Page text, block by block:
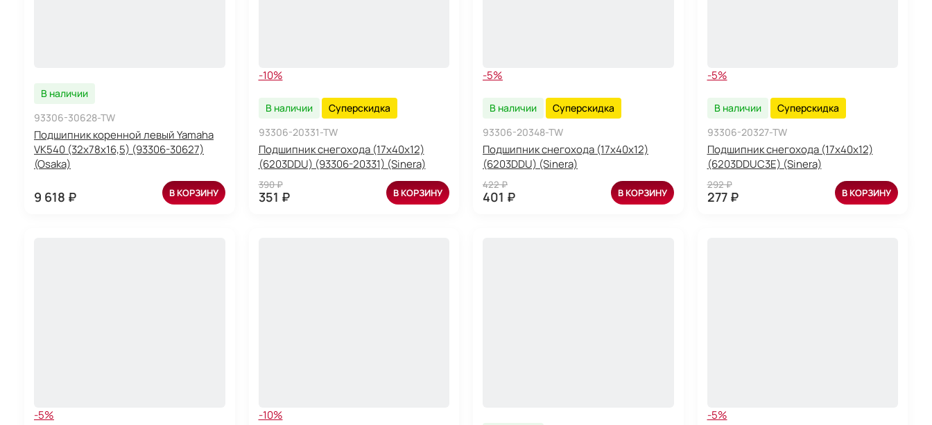
В наличии
93306-30628-TW
Подшипник коренной левый Yamaha
VK540 (32x78x16,5) (93306-30627)
(Osaka)
9 618 ₽ В КОРЗИНУ
-10%
В наличии
Суперскидка
93306-20331-TW
Подшипник снегохода (17x40x12)
(6203DDU) (93306-20331) (Sinera)
390 ₽
351 ₽ В КОРЗИНУ
-5%
В наличии
Суперскидка
93306-20348-TW
Подшипник снегохода (17x40x12)
(6203DDU) (Sinera)
422 ₽
401 ₽ В КОРЗИНУ
-5%
В наличии
Суперскидка
93306-20327-TW
Подшипник снегохода (17x40x12)
(6203DDUC3E) (Sinera)
292 ₽
277 ₽ В КОРЗИНУ
-5% -10% -5%